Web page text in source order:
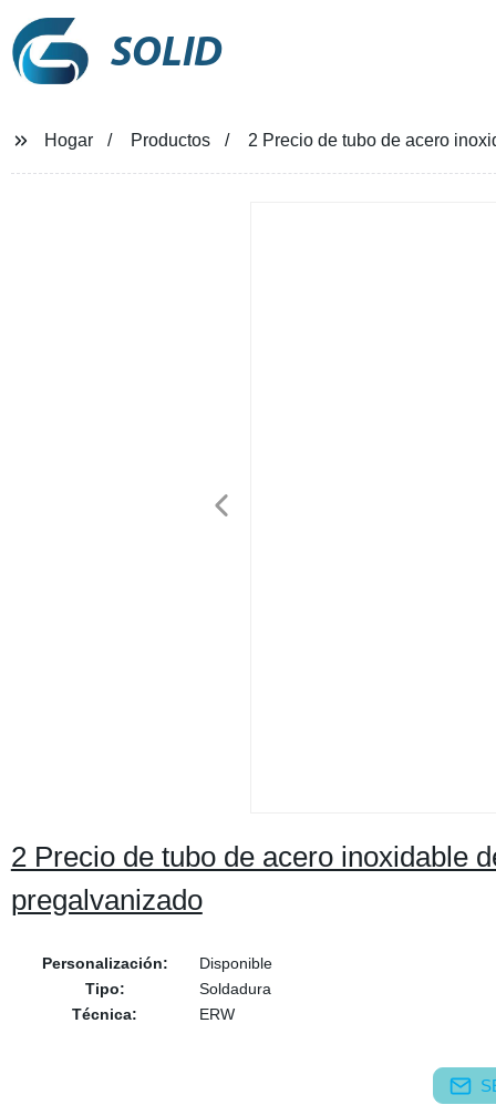
SOLID
Hogar Productos 2 Precio de tubo de acero
2 Precio de tubo de acero inoxidable
pregalvanizado
Personalización:
Disponible
Tipo:
Soldadura
Técnica:
ERW